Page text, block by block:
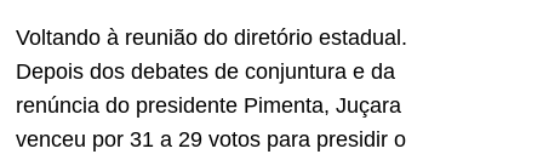
Voltando à reunião do diretório estadual.
Depois dos debates de conjuntura e da
renúncia do presidente Pimenta, Juçara
venceu por 31 a 29 votos para presidir o